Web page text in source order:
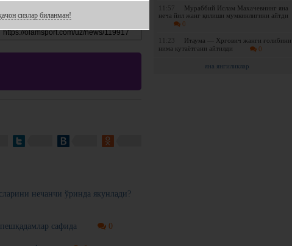
11:57
Мураббий Ислам Махачевнинг яна
неча йил жанг қилиши мумкинлигини айтди
0
11:23
Итаума — Хргович жанги ғолибини
нима кутаётгани айтилди
0
яна янгиликлар
нечанчи ўринда якунлади?
сафида 0
сизлар биланман!